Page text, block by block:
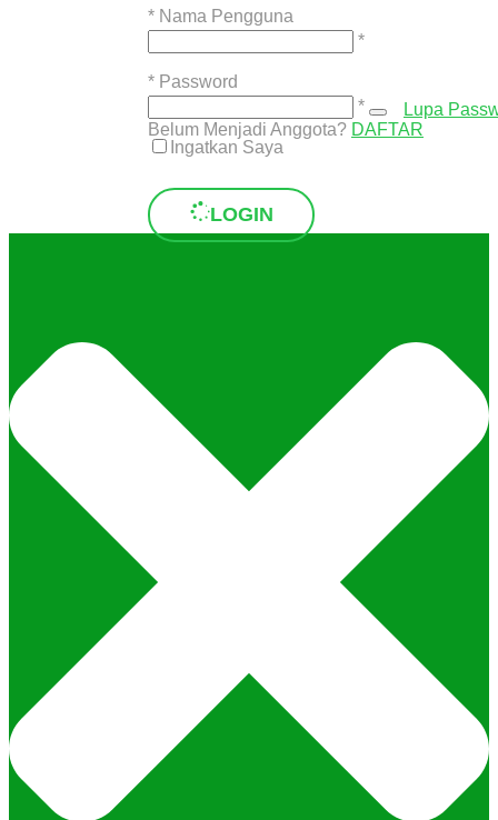
* Nama Pengguna
*
* Password
*
Ingatkan Saya
LOGIN
Lupa
Belum Menjadi Anggota? DAFTAR